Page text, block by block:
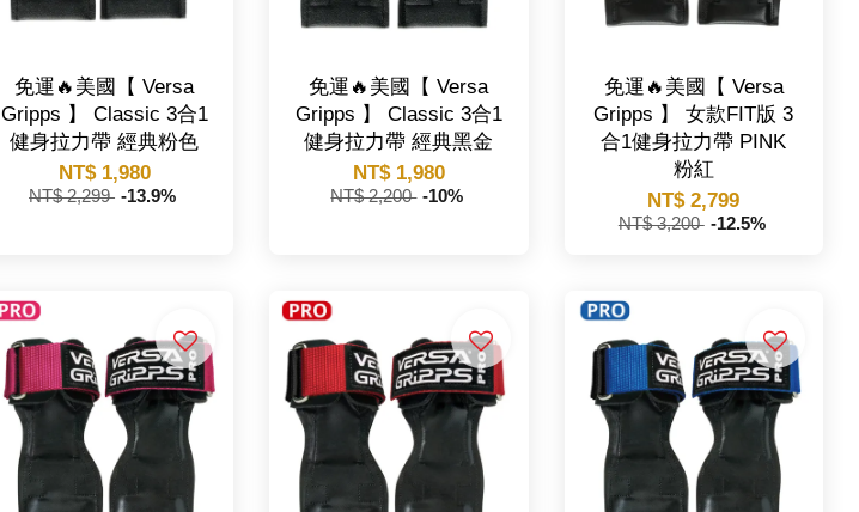
免運🔥美國【 Versa
Gripps 】 Classic 3合1
健身拉力帶 經典粉色
NT$ 1,980
NT$ 2,299 -13.9%
免運🔥美國【 Versa
Gripps 】 Classic 3合1
健身拉力帶 經典黑金
NT$ 1,980
NT$ 2,200 -10%
免運🔥美國【 Versa
Gripps 】 女款FIT版 3
合1健身拉力帶 PINK
粉紅
NT$ 2,799
NT$ 3,200 -12.5%